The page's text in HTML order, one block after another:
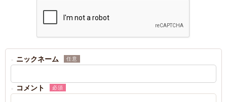
ニックネーム 任意
コメント 必須